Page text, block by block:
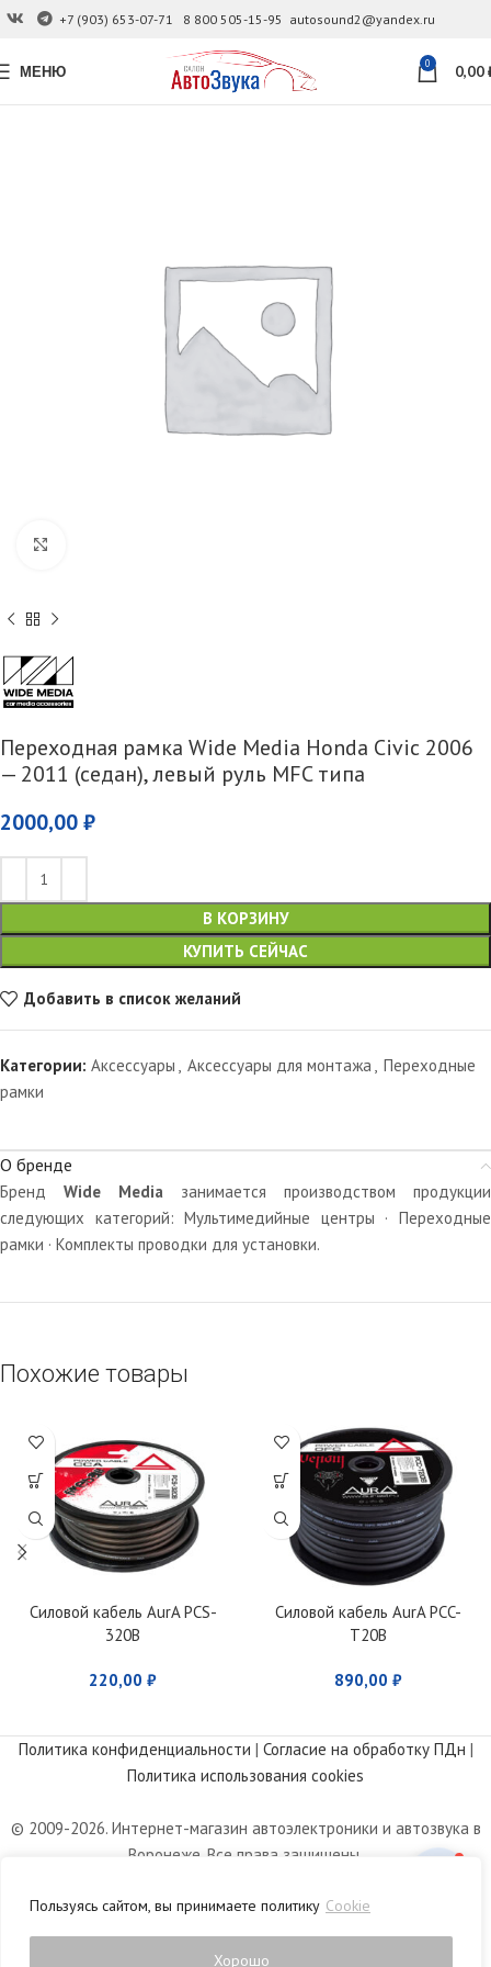
Пользуясь сайтом, вы принимаете политику Cookie
Хорошо
+7 (903) 653-07-71 8 800 505-15-95 autosound2@yandex.ru
МЕНЮ 0 0,00
Переходная рамка Wide Media Honda Civic 2006
— 2011 (седан), левый руль MFC типа
2000,00 ₽
В КОРЗИНУ
КУПИТЬ СЕЙЧАС
Добавить в список желаний
Категории: Аксессуары Аксессуары для монтажа
Переходные
рамки
О бренде
Бренд Wide Media занимается производством продукции
следующих категорий: Мультимедийные центры · Переходные
рамки · Комплекты проводки для установки.
Похожие товары
Силовой кабель AurA PCS-
320B
220,00 ₽
Силовой кабель AurA PCC-
T20B
890,00 ₽
Политика конфиденциальности | Согласие на обработку ПДн |
Политика использования cookies
© 2009-2026. Интернет-магазин автоэлектроники и автозвука в
Воронеже. Все права защищены.
характер и не является публичной офертой, определяемой
положениями статьи 437 Гражданского кодекса РФ.